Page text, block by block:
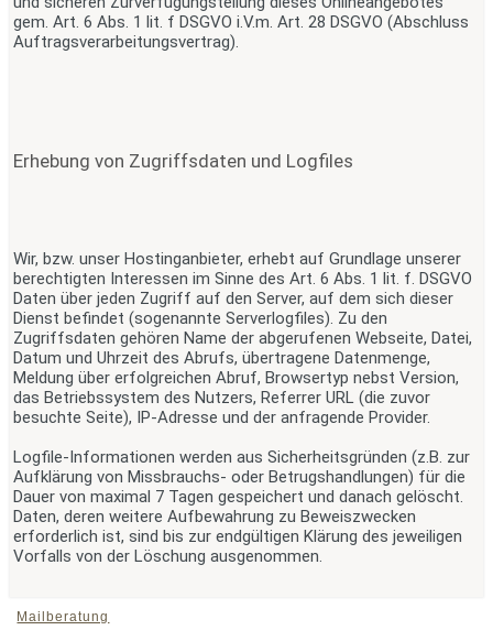
gem. Art. 6 Abs. 1 lit. f DSGVO i.V.m. Art. 28 DSGVO (Abschluss
Auftragsverarbeitungsvertrag).
Erhebung von Zugriffsdaten und Logfiles
Wir, bzw. unser Hostinganbieter, erhebt auf Grundlage unserer
berechtigten Interessen im Sinne des Art. 6 Abs. 1 lit. f. DSGVO
Daten über jeden Zugriff auf den Server, auf dem sich dieser
Dienst befindet (sogenannte Serverlogfiles). Zu den
Zugriffsdaten gehören Name der abgerufenen Webseite, Datei,
Datum und Uhrzeit des Abrufs, übertragene Datenmenge,
Meldung über erfolgreichen Abruf, Browsertyp nebst Version,
das Betriebssystem des Nutzers, Referrer URL (die zuvor
besuchte Seite), IP-Adresse und der anfragende Provider.
Logfile-Informationen werden aus Sicherheitsgründen (z.B. zur
Aufklärung von Missbrauchs- oder Betrugshandlungen) für die
Dauer von maximal 7 Tagen gespeichert und danach gelöscht.
Daten, deren weitere Aufbewahrung zu Beweiszwecken
erforderlich ist, sind bis zur endgültigen Klärung des jeweiligen
Vorfalls von der Löschung ausgenommen.
Mailberatung